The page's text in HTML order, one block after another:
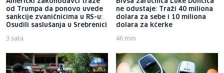
od Trumpa da ponovo uvede
sankcije zvaničnicima u RS-u:
Osudili saslušanja u Srebrenici
3 sata
ne odustaje: Traži 40 miliona
dolara za sebe i 10 miliona
dolara za kćerke
46 min